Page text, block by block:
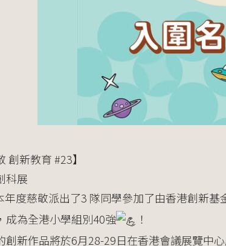
創新教育 #23】
科展
年度慈敬派出了3 隊同學參加了由香港創新基
成為全港小學組別40強
！
創新作品將於6月28-29日在香港會議展覽中